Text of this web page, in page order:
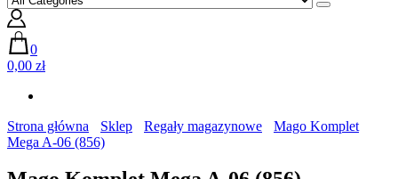
0
0,00 zł
Strona główna Sklep Regały magazynowe
Mago Komplet
Mega A-06 (856)